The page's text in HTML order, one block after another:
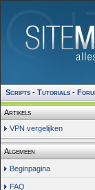
Scripts - Tutorials -
Artikels
VPN vergelijken
Algemeen
Beginpagina
FAQ